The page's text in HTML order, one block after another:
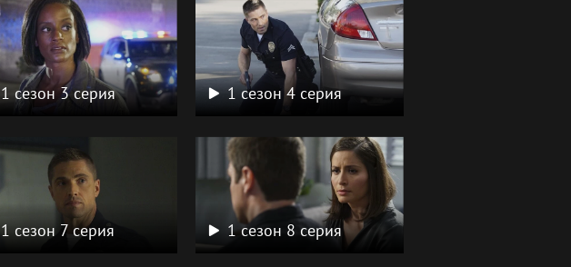
1 сезон 3 серия 1 сезон 4 серия
1 сезон 7 серия 1 сезон 8 серия